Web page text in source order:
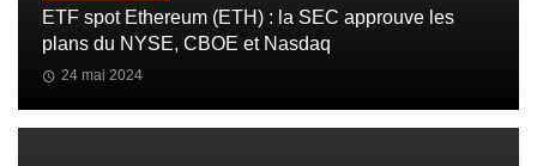
ETF spot Ethereum (ETH) : la SEC approuve les
plans du NYSE, CBOE et Nasdaq
24 mai 2024